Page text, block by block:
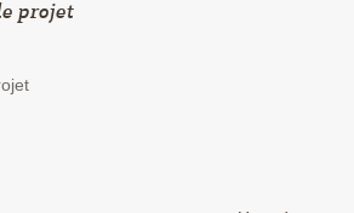
projet